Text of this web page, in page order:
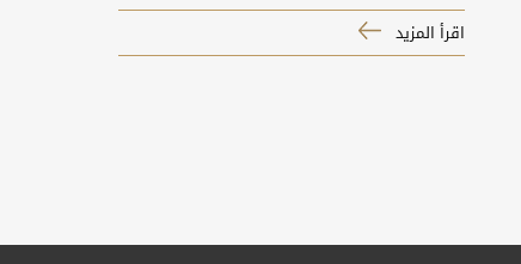
اقرأ المزيد